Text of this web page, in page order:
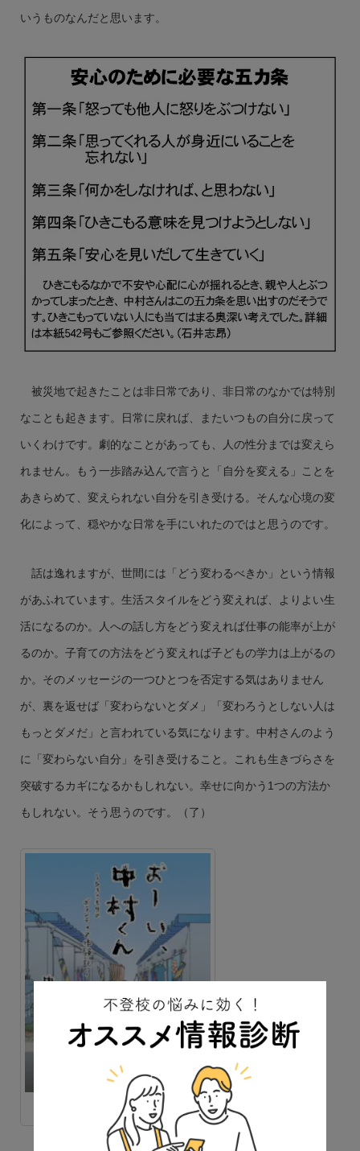
いうものなんだと思います。
被災地で起きたことは非日常であり、非日常のなかでは特別
なことも起きます。日常に戻れば、またいつもの自分に戻って
いくわけです。劇的なことがあっても、人の性分までは変えら
れません。もう一歩踏み込んで言うと「自分を変える」ことを
あきらめて、変えられない自分を引き受ける。そんな心境の変
化によって、穏やかな日常を手にいれたのではと思うのです。
話は逸れますが、世間には「どう変わるべきか」という情報
があふれています。生活スタイルをどう変えれば、よりよい生
活になるのか。人への話し方をどう変えれば仕事の能率が上が
るのか。子育ての方法をどう変えれば子どもの学力は上がるの
か。そのメッセージの一つひとつを否定する気はありません
が、裏を返せば「変わらないとダメ」「変わろうとしない人は
もっとダメだ」と言われている気になります。中村さんのよう
に「変わらない自分」を引き受けること。これも生きづらさを
突破するカギになるかもしれない。幸せに向かう1つの方法か
もしれない。そう思うのです。（了）
『おーい、中村くん』